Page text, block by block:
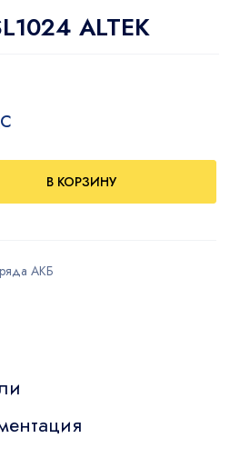
ALTEK
В КОРЗИНУ
АКБ